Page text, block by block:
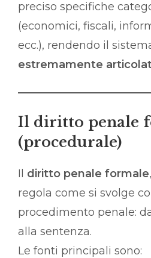
preciso specifiche
(economici, fiscali,
ecc.), rendendo il
estremamente
Il diritto penale
(procedurale)
Il diritto penale formale
regola come si svolge
procedimento penale:
alla sentenza.
Le fonti principali sono: